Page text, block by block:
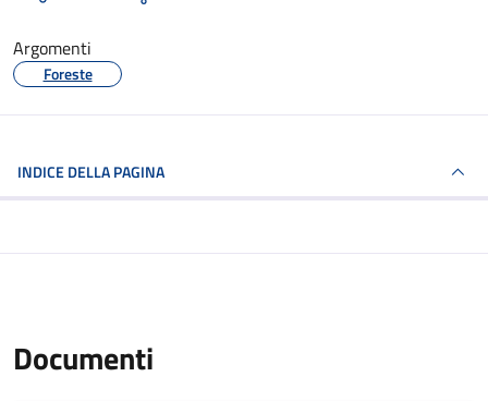
Argomenti
Foreste
INDICE DELLA PAGINA
Documenti